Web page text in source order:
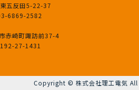
五反田5-22-37
6869-2582
赤崎町諏訪前37-4
27-1431
Copyright © 株式会社理工電気